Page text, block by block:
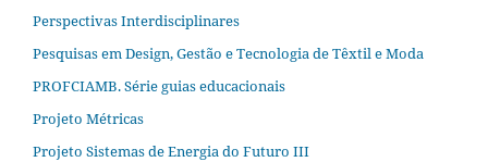
Perspectivas Interdisciplinares
Pesquisas em Design, Gestão e Tecnologia de Têxtil e Moda
PROFCIAMB. Série guias educacionais
Projeto Métricas
Projeto Sistemas de Energia do Futuro III